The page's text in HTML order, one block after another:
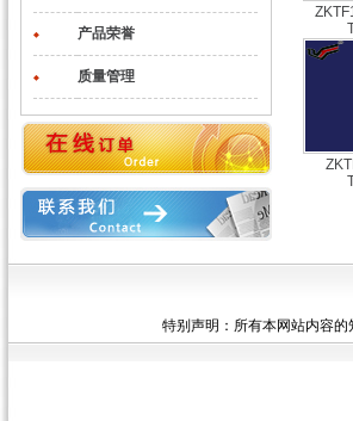
◆ 产品荣誉
◆ 质量管理
特别声明：所有本网站内容